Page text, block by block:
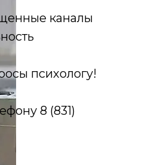
каналы
психологу!
8 (831)